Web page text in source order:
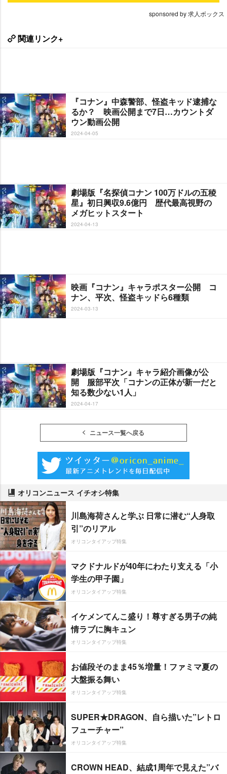
sponsored by 求人ボックス
関連リンク+
『コナン』中森警部、怪盗キッド逮捕な
るか？ 映画公開まで7日…カウントダ
ウン動画公開
2024-04-05
劇場版『名探偵コナン 100万ドルの五稜
星』初日興収9.6億円 歴代最高視野の
メガヒットスタート
2024-04-13
映画『コナン』キャラポスター公開 コ
ナン、平次、怪盗キッドら6種類
2024-03-13
劇場版『コナン』キャラ紹介画像が公
開 服部平次「コナンの正体が新一だと
知る数少ない1人」
2024-04-17
ニュース一覧へ戻る
オリコンニュース イチオシ特集
川島海荷さんと学ぶ 日常に潜む“人身取
引”のリアル
オリコンタイアップ特集
マクドナルドが40年にわたり支える「小
学生の甲子園」
オリコンタイアップ特集
イケメンてんこ盛り！尊すぎる男子の純
情ラブに胸キュン
オリコンタイアップ特集
お値段そのまま45％増量！ファミマ夏の
大盤振る舞い
オリコンタイアップ特集
SUPER★DRAGON、自ら描いた”レトロ
フューチャー”
オリコンタイアップ特集
CROWN HEAD、結成1周年で見えた”バ